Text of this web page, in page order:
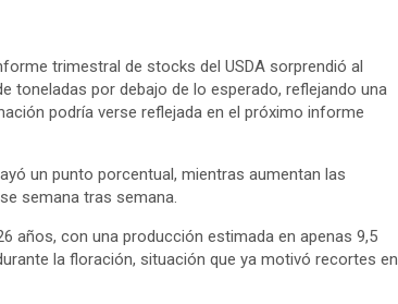
trimestral de stocks del USDA sorprendió al
toneladas por debajo de lo esperado, reflejando una
podría verse reflejada en el próximo informe
un punto porcentual, mientras aumentan las
semana tras semana.
años, con una producción estimada en apenas 9,5
la floración, situación que ya motivó recortes en